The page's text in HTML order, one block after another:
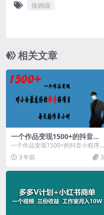
保姆级
相关文章
一个作品变现1500+的抖音好
项目，每天操作半小时，日入
300+
一个作品变现1500+的抖音小程序
推广项目，它是利用抖音的流量，
做定位来推广小程...
3 年前 3